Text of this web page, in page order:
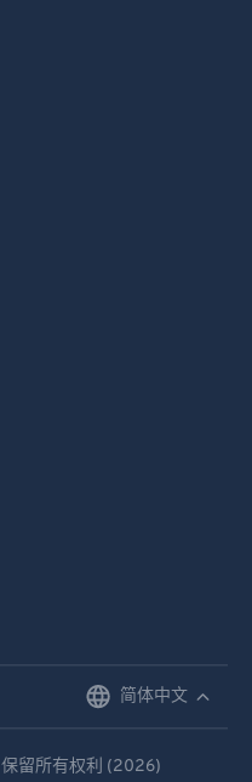
简体中文
保留所有权利 (2026)